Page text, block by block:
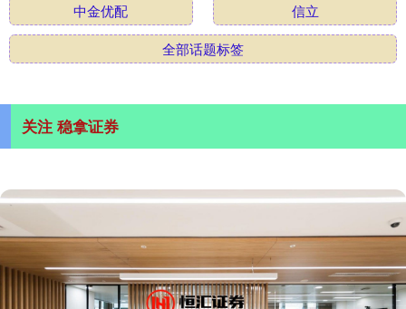
中金优配
信立
全部话题标签
关注 稳拿证券